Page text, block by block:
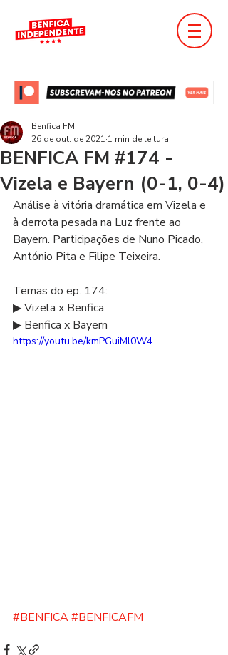
BENFICA FM #174 -
Vizela e Bayern (0-1, 0-4)
Benfica FM
26 de out. de 2021 1 min de leitura
Análise à vitória dramática em Vizela e
à derrota pesada na Luz frente ao
Bayern. Participações de Nuno Picado,
António Pita e Filipe Teixeira.
Temas do ep. 174:
▶ Vizela x Benfica
▶ Benfica x Bayern
https://youtu.be/kmPGuiMl0W4
#BENFICA#BENFICAFM